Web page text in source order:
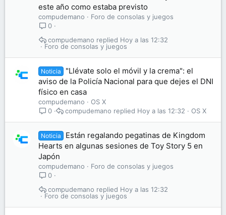
este año como estaba previsto
compudemano
Foro de consolas y juegos
0
Foro de consolas y juegos
Hoy a las 12:32
compudemano
Noticia
"Llévate solo el móvil y la crema": el
aviso de la Policía Nacional para que dejes el DNI
físico en casa
compudemano
OS X
0
OS X
Hoy a las 12:32
compudemano
Noticia
Están regalando pegatinas de Kingdom
Hearts en algunas sesiones de Toy Story 5 en
Japón
compudemano
Foro de consolas y juegos
0
Foro de consolas y juegos
Hoy a las 12:32
compudemano